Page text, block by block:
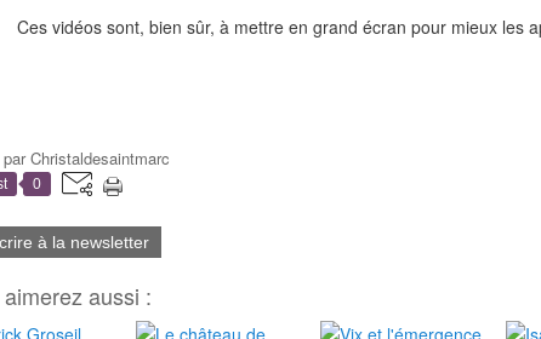
Ces vidéos sont, bien sûr, à mettre en grand écran pour mieux les
parChristaldesaintmarc
0
à la newsletter
aussi :